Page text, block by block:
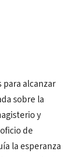
para alcanzar
sobre la
y
de
la esperanza